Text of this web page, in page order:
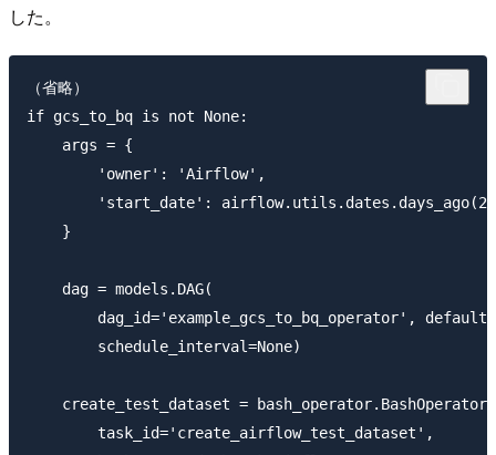
した。
（省略）
if gcs_to_bq is not None:
    args = {
        'owner': 'Airflow',
        'start_date': airflow.utils.dates.days_ago(2)
    }
    dag = models.DAG(
dag_id='example_gcs_to_bq_operator',
        schedule_interval=None)
    create_test_dataset = bash_operator.BashOperator(
        task_id='create_airflow_test_dataset',